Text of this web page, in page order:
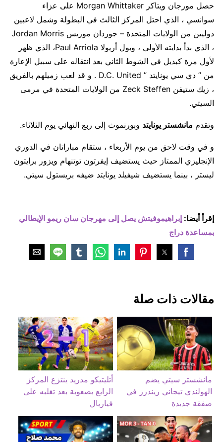
حصل مورجان ويتاكر Morgan Whittaker على عزاء
سوانسي ، الذي احتل المركز الثالث في البطولة وشمل لاعبين
دوليين من الولايات المتحدة – جوردان موريس Jordan Morris
، الذي بدأ بدايته الأولى ، وبول أريولا Paul Arriola، الذي ظهر
لأول مرة كبديل في الشوط الثاني بعد انتقاله على سبيل الإعارة
من ” دي سي يونايتد ” D.C. United . و قد لعب زميلهم بالفريق
، زيك ستيفن Zeck Steffen من الولايات المتحدة في مرمى
السيتي.
وتقدم مانشستر يونايتد وبورنموث إلى ربع النهائي يوم الثلاثاء.
و في وقت لاحق من يوم الأربعاء ، ستقام مباراتان في الدوري
الإنجليزي الممتاز حيث يستضيف إيفرتون توتنهام ويزور برايتون
ليستر ، بينما يستضيف شيفيلد يونايتد ضيفه بريستول سيتي.
إقرأ أيضا: إبراهيموفيتش يصل إلى مهرجان سان ريمو الإيطالي
بمساعدة دراج
مقالات ذات صلة
مانشستر سيتي يضم
الهولندي تيجاني ريندرز في
صفقة جديدة
أتليتيكو مدريد ينتزع المركز
الرابع بصعوبة بعد تغلبه على
فياريال